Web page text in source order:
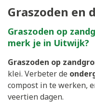
Graszoden en
Graszoden op
merk je in Uitwijk?
Graszoden op
klei. Verbeter de
compost in te werken,
veertien dagen.